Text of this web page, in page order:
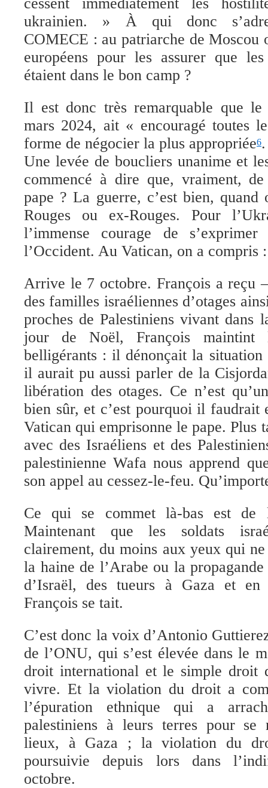
ukrainien. » À qui donc
COMECE : au patriarche de Moscou
européens pour les assurer que
étaient dans le bon camp ?
Il est donc très remarquable que
mars 2024, ait « encouragé toutes
forme de négocier la plus appropriée6
Une levée de boucliers unanime et
commencé à dire que, vraiment,
pape ? La guerre, c’est bien, quand
Rouges ou ex-Rouges. Pour
l’immense courage de
l’Occident. Au Vatican, on a compris
Arrive le 7 octobre. François a reçu
des familles israéliennes d’otages
proches de Palestiniens vivant dans
jour de Noël, François maintint
belligérants : il dénonçait la situation
il aurait puaussiparler de la
libération des otages. Ce n’est
bien sûr, et c’est pourquoi il faudrait
Vatican qui emprisonne le pape.Plus
avec des Israéliens et des
palestinienne Wafa nous apprend
son appel au cessez-le-feu.
Ce qui se commet là-bas est de
Maintenant que les soldats
clairement, du moins aux yeux qui
la haine de l’Arabe ou la
d’Israël, des tueurs à Gaza et en
François se tait.
C’est donc la voix d’Antonio
de l’ONU, qui s’est élevée dans le
droit international et le simple droit
vivre. Et la violation du droit a
l’épuration ethnique qui a
palestiniens à leurs terres pour se
lieux, à Gaza ; la violation du
poursuivie depuis lors dans
octobre.